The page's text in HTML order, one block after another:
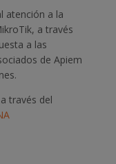
atención a la
a través
a las
de Apiem
través del